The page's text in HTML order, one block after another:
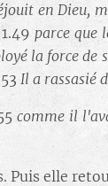
en Dieu,
parce que
la force de
Il a rassasié
comme il
Puis elle